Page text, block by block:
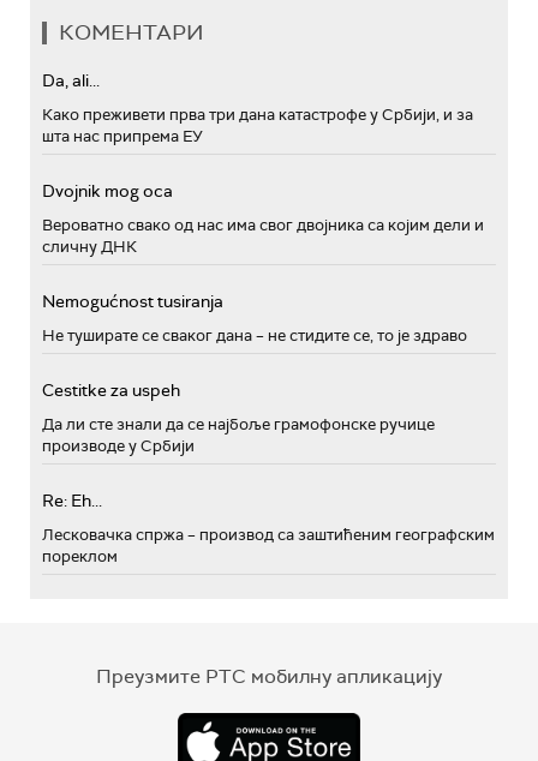
КОМЕНТАРИ
Da, ali...
Како преживети прва три дана катастрофе у Србији, и за
шта нас припрема ЕУ
Dvojnik mog oca
Вероватно свако од нас има свог двојника са којим дели и
сличну ДНК
Nemogućnost tusiranja
Не туширате се сваког дана – не стидите се, то је здраво
Cestitke za uspeh
Да ли сте знали да се најбоље грамофонске ручице
производе у Србији
Re: Eh...
Лесковачка спржа – производ са заштићеним географским
пореклом
Преузмите РТС мобилну апликацију